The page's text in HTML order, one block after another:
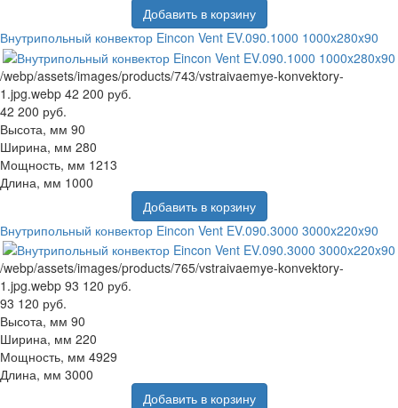
Добавить в корзину
Внутрипольный конвектор Eincon Vent EV.090.1000 1000x280x90
/webp/assets/images/products/743/vstraivaemye-konvektory-
1.jpg.webp 42 200 руб.
42 200 руб.
Высота, мм 90
Ширина, мм 280
Мощность, мм 1213
Длина, мм 1000
Добавить в корзину
Внутрипольный конвектор Eincon Vent EV.090.3000 3000x220x90
/webp/assets/images/products/765/vstraivaemye-konvektory-
1.jpg.webp 93 120 руб.
93 120 руб.
Высота, мм 90
Ширина, мм 220
Мощность, мм 4929
Длина, мм 3000
Добавить в корзину